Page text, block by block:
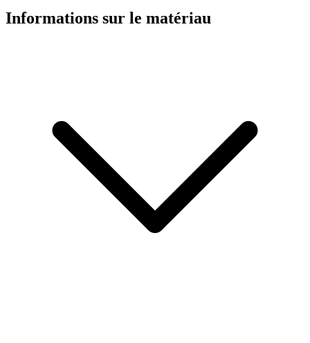
Informations sur le matériau